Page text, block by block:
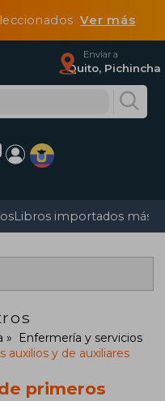
Ver más
Enviar a
Quito, Pichincha
Libros importados más
Enfermería y servicios
auxilios y de auxiliares
primeros